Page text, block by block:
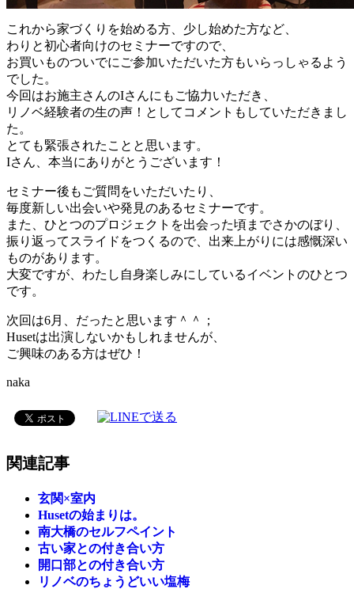
これから家づくりを始める方、少し始めた方など、
わりと初心者向けのセミナーですので、
お買いものついでにご参加いただいた方もいらっしゃるよう
でした。
今回はお施主さんのIさんにもご協力いただき、
リノベ経験者の生の声！としてコメントもしていただきまし
た。
とても緊張されたことと思います。
Iさん、本当にありがとうございます！
セミナー後もご質問をいただいたり、
毎度新しい出会いや発見のあるセミナーです。
また、ひとつのプロジェクトを出会った頃までさかのぼり、
振り返ってスライドをつくるので、出来上がりには感慨深い
ものがあります。
大変ですが、わたし自身楽しみにしているイベントのひとつ
です。
次回は6月、だったと思います＾＾；
Husetは出演しないかもしれませんが、
ご興味のある方はぜひ！
naka
関連記事
玄関×室内
Husetの始まりは。
南大橋のセルフペイント
古い家との付き合い方
開口部との付き合い方
リノベのちょうどいい塩梅